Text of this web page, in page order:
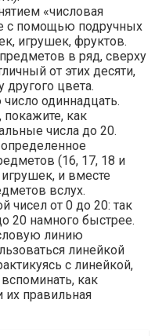
«числовая
с помощью подручных
игрушек, фруктов.
в ряд, сверху
от этих десяти,
другого цвета.
число одиннадцать.
как
числа до 20.
(16, 17, 18 и
и вместе
вслух.
чисел от 0 до 20: так
20 намного быстрее.
линию
линейкой
с линейкой,
как
их правильная